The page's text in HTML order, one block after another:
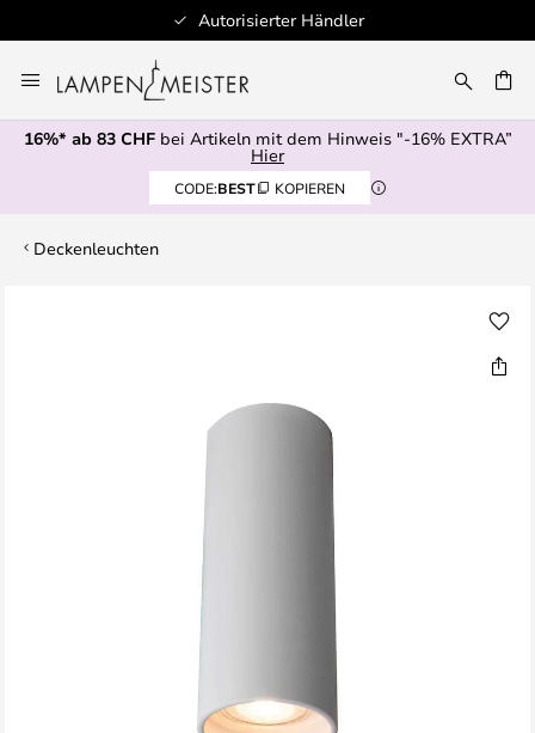
Autorisierter Händler
Inhalt
springen
16%* ab 83 CHFbei Artikeln mit dem Hinweis "-16% EXTRA”
Hier
CODE:BEST KOPIEREN
Deckenleuchten